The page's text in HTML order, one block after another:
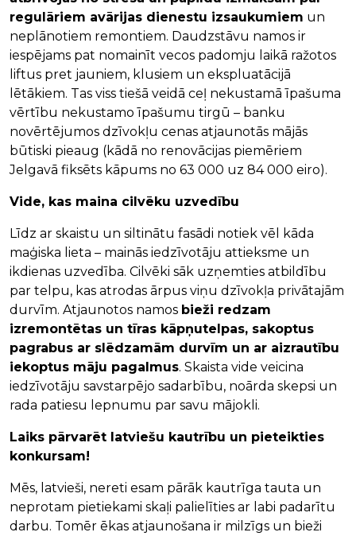
regulāriem avārijas dienestu izsaukumiem un
neplānotiem remontiem. Daudzstāvu namos ir
iespējams pat nomainīt vecos padomju laikā ražotos
liftus pret jauniem, klusiem un ekspluatācijā
lētākiem. Tas viss tiešā veidā ceļ nekustamā īpašuma
vērtību nekustamo īpašumu tirgū – banku
novērtējumos dzīvokļu cenas atjaunotās mājās
būtiski pieaug (kādā no renovācijas piemēriem
Jelgavā fiksēts kāpums no 63 000 uz 84 000 eiro).
Vide, kas maina cilvēku uzvedību
Līdz ar skaistu un siltinātu fasādi notiek vēl kāda
maģiska lieta – mainās iedzīvotāju attieksme un
ikdienas uzvedība. Cilvēki sāk uzņemties atbildību
par telpu, kas atrodas ārpus viņu dzīvokļa privātajām
durvīm. Atjaunotos namos bieži redzam
izremontētas un tīras kāpņutelpas, sakoptus
pagrabus ar slēdzamām durvīm un ar aizrautību
iekoptus māju pagalmus. Skaista vide veicina
iedzīvotāju savstarpējo sadarbību, noārda skepsi un
rada patiesu lepnumu par savu mājokli.
Laiks pārvarēt latviešu kautrību un pieteikties
konkursam!
Mēs, latvieši, nereti esam pārāk kautrīga tauta un
neprotam pietiekami skaļi palielīties ar labi padarītu
darbu. Tomēr ēkas atjaunošana ir milzīgs un bieži